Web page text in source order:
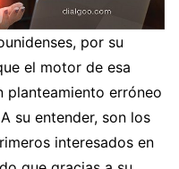
por su
el motor de esa
erróneo
su entender, son los
interesados en